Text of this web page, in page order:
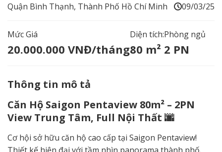
Quận Bình Thạnh, Thành Phố Hồ Chí Minh 09/03/25
Mức Giá
20.000.000 VNĐ/tháng
Diện tích:
80 m²
Phòng ngủ
2 PN
Thông tin mô tả
Căn Hộ Saigon Pentaview 80m² – 2PN
View Trung Tâm, Full Nội Thất 🌆
Cơ hội sở hữu căn hộ cao cấp tại Saigon Pentaview!